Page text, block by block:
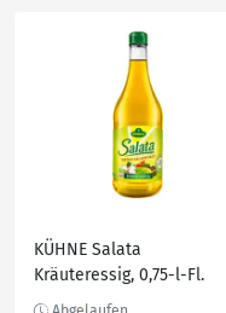
KÜHNE Salata
Kräuteressig, 0,75-l-Fl.